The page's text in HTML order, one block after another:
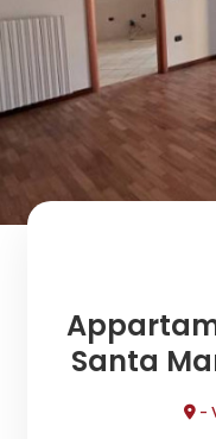
Santa
-
IN
AFFITTO
NEWS
CONTATTI
Affitto
Scegli
dove
cercare
Comune